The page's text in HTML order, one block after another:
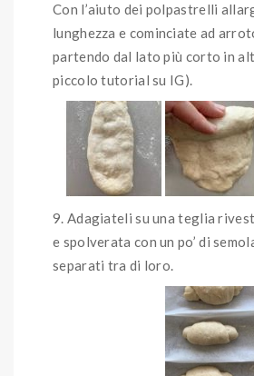
Con l’aiuto dei polpastrelli
lunghezza e cominciate ad
partendo dal lato più corto in
piccolo tutorial su IG).
Adagiateli su una teglia
e spolverata con un po’ di
separati tra di loro.